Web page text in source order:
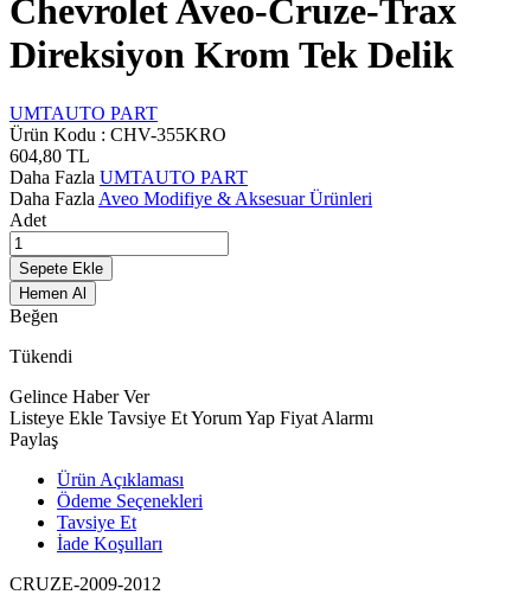
Chevrolet Aveo-Cruze-Trax
Direksiyon Krom Tek Delik
UMTAUTO PART
Ürün Kodu : CHV-355KRO
604,80 TL
Daha Fazla UMTAUTO PART
Daha Fazla Aveo Modifiye & Aksesuar Ürünleri
Adet
Sepete Ekle
Hemen Al
Beğen
Tükendi
Gelince Haber Ver
Listeye Ekle Tavsiye EtYorum Yap Fiyat Alarmı
Paylaş
Ürün Açıklaması
Ödeme Seçenekleri
Tavsiye Et
İade Koşulları
CRUZE-2009-2012